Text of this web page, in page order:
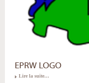
EPRW LOGO
Lire la suite…